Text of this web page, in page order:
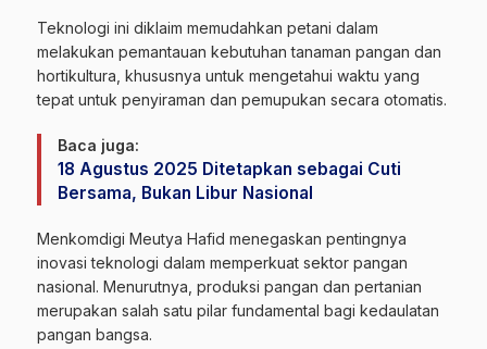
Teknologi ini diklaim memudahkan petani dalam
melakukan pemantauan kebutuhan tanaman pangan dan
hortikultura, khususnya untuk mengetahui waktu yang
tepat untuk penyiraman dan pemupukan secara otomatis.
Baca juga:
18 Agustus 2025 Ditetapkan sebagai Cuti
Bersama, Bukan Libur Nasional
Menkomdigi Meutya Hafid menegaskan pentingnya
inovasi teknologi dalam memperkuat sektor pangan
nasional. Menurutnya, produksi pangan dan pertanian
merupakan salah satu pilar fundamental bagi kedaulatan
pangan bangsa.